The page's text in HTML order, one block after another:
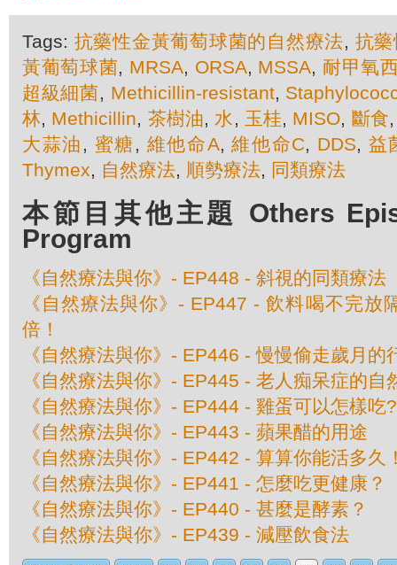
Tags: 抗藥性金黃葡萄球菌的自然療法, 抗
黃葡萄球菌, MRSA, ORSA, MSSA, 耐甲氧
超級細菌, Methicillin-resistant,
林, Methicillin, 茶樹油, 水, 玉桂, MISO, 斷食
大蒜油 , 蜜糖, 維他命A,維他命C, DDS, 益
Thymex, 自然療法, 順勢療法, 同類療法
本節目其他主題 Others
Program
《自然療法與你》- EP448 - 斜視的同類療法
《自然療法與你》- EP447 - 飲料喝不完放
倍！
《自然療法與你》- EP446 - 慢慢偷走歲月的
《自然療法與你》- EP445 - 老人痴呆症的自
《自然療法與你》- EP444 - 雞蛋可以怎樣吃?
《自然療法與你》- EP443 - 蘋果醋的用途
《自然療法與你》- EP442 - 算算你能活多久
《自然療法與你》- EP441 - 怎麼吃更健康？
《自然療法與你》- EP440 - 甚麼是酵素？
《自然療法與你》- EP439 - 減壓飲食法